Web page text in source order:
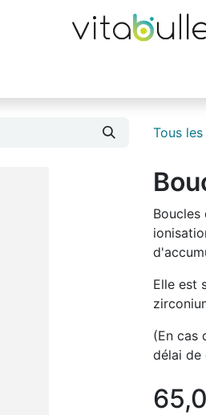
Tous
Elle est
(En cas
délai de